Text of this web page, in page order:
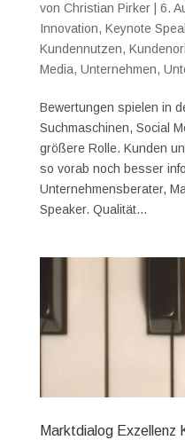
von Christian Pirker| 6.
Innovation, Keynote
Kundennutzen,
Media, Unternehmen,
Bewertungen spielen in
Suchmaschinen, Social
größere Rolle. Kunden
so vorab noch besser
Unternehmensberater,
Speaker. Qualität...
Marktdialog Exzellenz